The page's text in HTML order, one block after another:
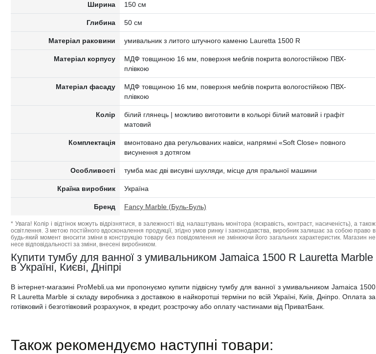
Ширина 150 см
Глибина 50 см
Матеріал раковини умивальник з литого штучного каменю Lauretta 1500 R
Матеріал корпусу
МДФ товщиною 16 мм, поверхня меблів покрита вологостійкою ПВХ-
плівкою
Матеріал фасаду
МДФ товщиною 16 мм, поверхня меблів покрита вологостійкою ПВХ-
плівкою
Колір
білий глянець | можливо виготовити в кольорі білий матовий і графіт
матовий
Комплектація
вмонтовано два регульованих навіси, напрямні «Soft Сlose» повного
висунення з дотягом
Особливості тумба має дві висувні шухляди, місце для пральної машини
Країна виробник Україна
Бренд Fancy Marble (Буль-Буль)
* Увага! Колір і відтінок можуть відрізнятися, в залежності від налаштувань монітора (яскравість, контраст, насиченість), а також
освітлення. З метою постійного вдосконалення продукції, згідно умов ринку і законодавства, виробник залишає за собою право в
будь-який момент вносити зміни в конструкцію товару без повідомлення не змінюючи його загальних характеристик. Магазин не
несе відповідальності за зміни, внесені виробником.
Купити тумбу для ванної з умивальником Jamaica 1500 R Lauretta Marble
в Україні, Києві, Дніпрі
В інтернет-магазині ProMebli.ua ми пропонуємо купити підвісну тумбу для ванної з умивальником Jamaica 1500
R Lauretta Marble зі складу виробника з доставкою в найкоротші терміни по всій Україні, Київ, Дніпро. Оплата за
готівковий і безготівковий розрахунок, в кредит, розстрочку або оплату частинами від ПриватБанк.
Також рекомендуємо наступні товари: